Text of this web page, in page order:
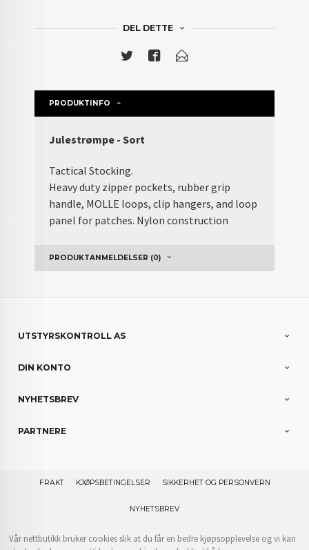
DEL DETTE
PRODUKTINFO
Julestrømpe - Sort
Tactical Stocking.
Heavy duty zipper pockets, rubber grip
handle, MOLLE loops, clip hangers, and loop
panel for patches. Nylon construction
PRODUKTANMELDELSER (0)
UTSTYRSKONTROLL AS
DIN KONTO
NYHETSBREV
PARTNERE
FRAKT KJØPSBETINGELSER SIKKERHET OG PERSONVERN
NYHETSBREV
Vår nettbutikk bruker cookies slik at du får en bedre kjøpsopplevelse og vi kan